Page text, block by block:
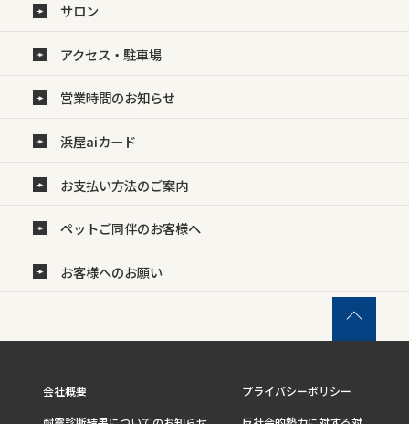
サロン
アクセス・駐車場
営業時間のお知らせ
浜屋aiカード
お支払い方法のご案内
ペットご同伴のお客様へ
お客様へのお願い
会社概要
プライバシーポリシー